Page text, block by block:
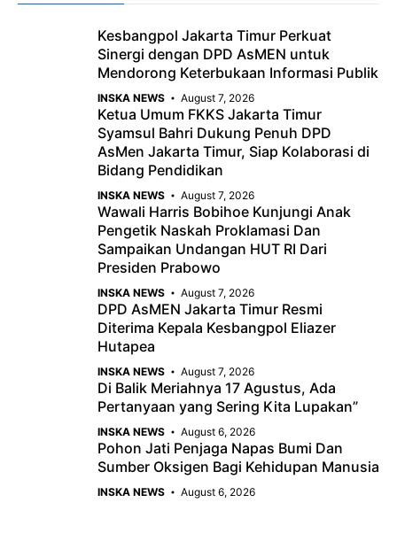
o
o
k
A
p
p
a
m
Kesbangpol Jakarta Timur Perkuat
Sinergi dengan DPD AsMEN untuk
Mendorong Keterbukaan Informasi Publik
INSKA NEWS August 7, 2026
Ketua Umum FKKS Jakarta Timur
Syamsul Bahri Dukung Penuh DPD
AsMen Jakarta Timur, Siap Kolaborasi di
Bidang Pendidikan
INSKA NEWS August 7, 2026
Wawali Harris Bobihoe Kunjungi Anak
Pengetik Naskah Proklamasi Dan
Sampaikan Undangan HUT RI Dari
Presiden Prabowo
INSKA NEWS August 7, 2026
DPD AsMEN Jakarta Timur Resmi
Diterima Kepala Kesbangpol Eliazer
Hutapea
INSKA NEWS August 7, 2026
Di Balik Meriahnya 17 Agustus, Ada
Pertanyaan yang Sering Kita Lupakan”
INSKA NEWS August 6, 2026
Pohon Jati Penjaga Napas Bumi Dan
Sumber Oksigen Bagi Kehidupan Manusia
INSKA NEWS August 6, 2026